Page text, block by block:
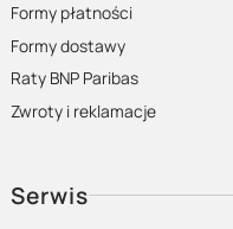
Formy płatności
Formy dostawy
Raty BNP Paribas
Zwroty i reklamacje
Serwis